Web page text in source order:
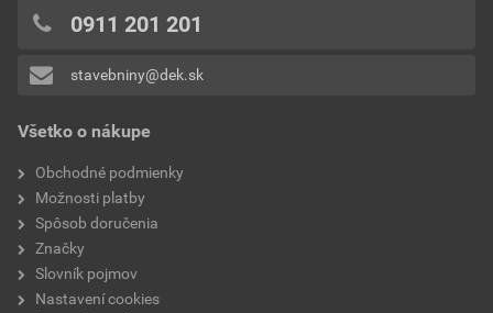
Pridávať hodnotenie môže iba prihlásený užívateľ.
Všetko o nákupe
Obchodné podmienky
Možnosti platby
Spôsob doručenia
Značky
Slovník pojmov
Nastavení cookies
0911 201 201
stavebniny@dek.sk